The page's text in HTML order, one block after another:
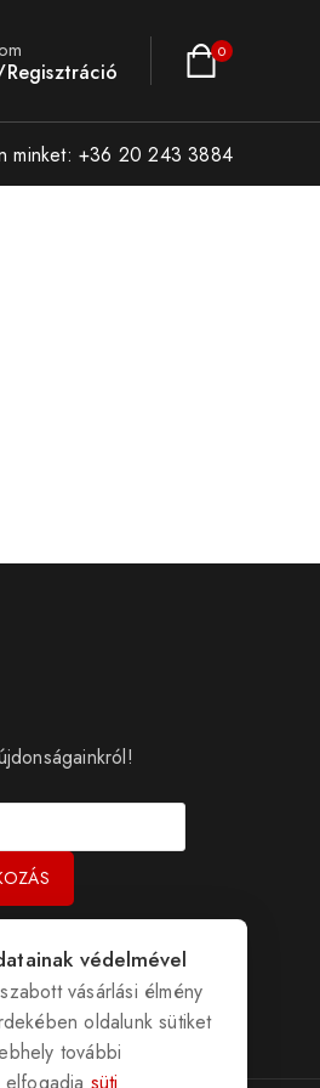
0
minket: +36 20 243 3884
védelmével
vásárlási élmény
oldalunk sütiket
további